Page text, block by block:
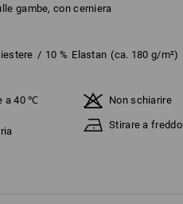
gambe, con cerniera
/ 10 % Elastan (ca. 180 g/m²)
a 40 ℃
Non schiarire
Stirare a freddo